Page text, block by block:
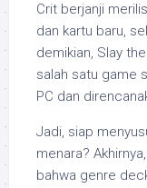
Crit berjanji
dan kartu baru,
demikian, Slay
salah satu game
PC dan
Jadi, siap
menara?
bahwa genre